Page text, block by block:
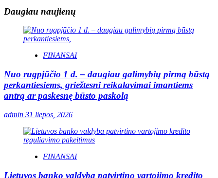
Daugiau naujienų
FINANSAI
Nuo rugpjūčio 1 d. – daugiau galimybių pirmą būstą
perkantiesiems, griežtesni reikalavimai imantiems
antrą ar paskesnę būsto paskolą
admin 31 liepos, 2026
FINANSAI
Lietuvos banko valdyba patvirtino vartojimo kredito